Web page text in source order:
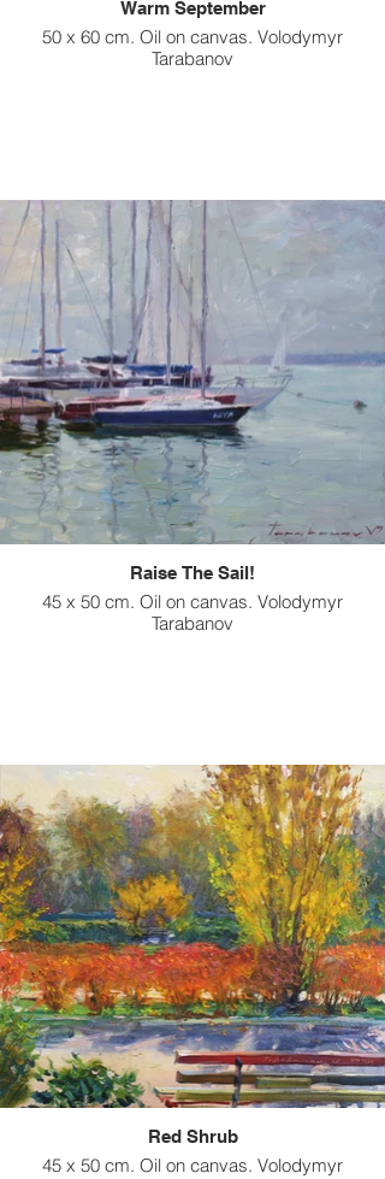
Warm September
50 x 60 cm. Oil on canvas. Volodymyr
Tarabanov
Raise The Sail!
45 x 50 cm. Oil on canvas. Volodymyr
Tarabanov
Red Shrub
45 x 50 cm. Oil on canvas. Volodymyr